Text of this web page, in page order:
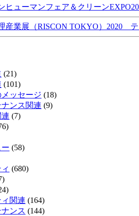
ヒューマンフェア＆クリーン
業展（RISCON TOKYO）2020 テ
(21)
(101)
ッセージ (18)
ンス関連 (9)
(7)
(58)
(680)
関連 (164)
ンス (144)